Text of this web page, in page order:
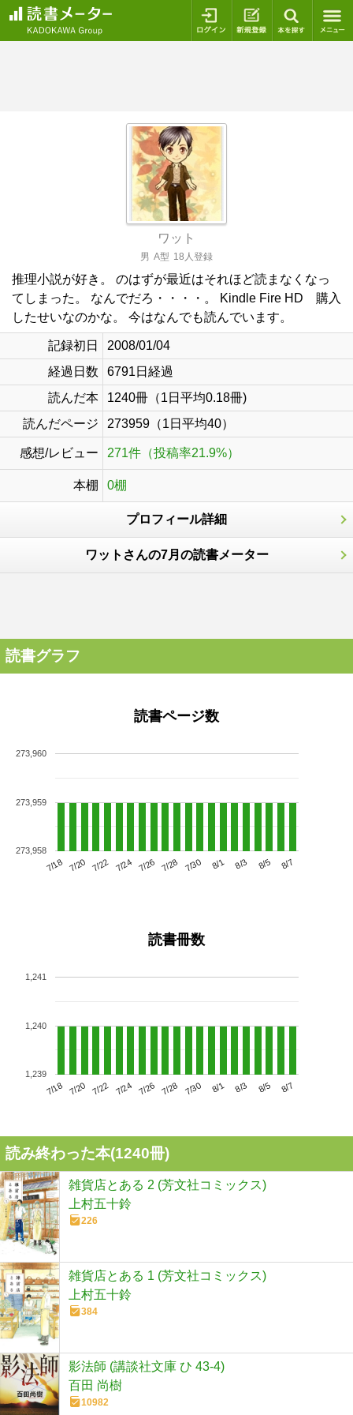
ログイン 新規登録
ワット
男 A型 18人登録
推理小説が好き。 のはずが最近はそれほど読まなくなっ
てしまった。 なんでだろ・・・・。 Kindle Fire HD 購入
したせいなのかな。 今はなんでも読んでいます。
記録初日
2008/01/04
経過日数
6791日経過
読んだ本
1240冊（1日平均0.18冊)
読んだページ
273959（1日平均40）
感想/レビュー 271件（投稿率21.9%）
本棚 0棚
プロフィール詳細
ワットさんの7月の読書メーター
読書グラフ
読書ページ数
7/18 7/20 7/22 7/24 7/26 7/28 7/30 8/1 8/3 8/5 8/7
273,958
273,959
273,960
読書冊数
7/18 7/20 7/22 7/24 7/26 7/28 7/30 8/1 8/3 8/5 8/7
1,239
1,240
1,241
読み終わった本(1240冊)
雑貨店とある 2 (芳文社コミックス)
上村五十鈴
226
雑貨店とある 1 (芳文社コミックス)
上村五十鈴
384
影法師 (講談社文庫 ひ 43-4)
百田 尚樹
10982